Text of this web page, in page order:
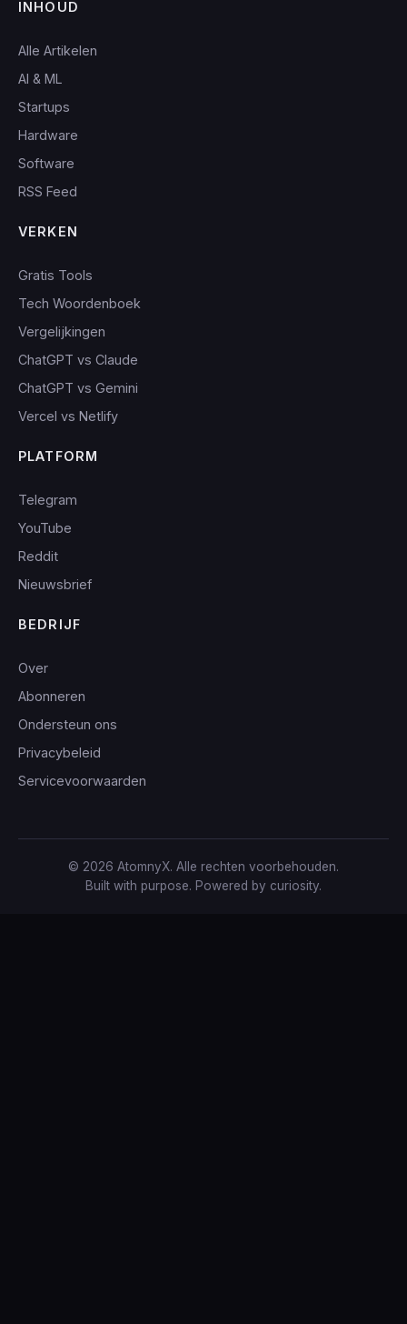
INHOUD
Alle Artikelen
AI & ML
Startups
Hardware
Software
RSS Feed
VERKEN
Gratis Tools
Tech Woordenboek
Vergelijkingen
ChatGPT vs Claude
ChatGPT vs Gemini
Vercel vs Netlify
PLATFORM
Telegram
YouTube
Reddit
Nieuwsbrief
BEDRIJF
Over
Abonneren
Ondersteun ons
Privacybeleid
Servicevoorwaarden
© 2026 AtomnyX. Alle rechten voorbehouden.
Built with purpose. Powered by curiosity.